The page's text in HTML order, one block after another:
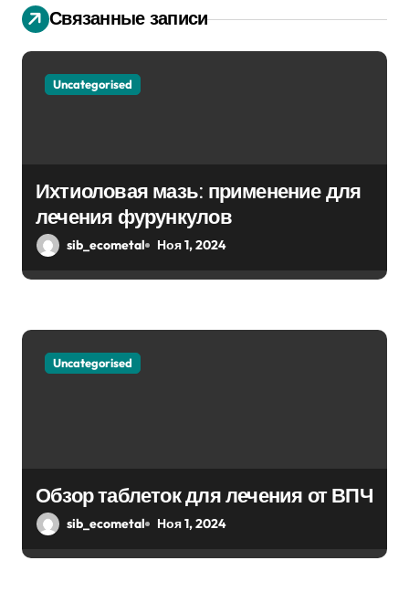
п
о
и
я
Связанные записи
Uncategorised
Ихтиоловая мазь: применение для
лечения фурункулов
sib_ecometal Ноя 1, 2024
Uncategorised
Обзор таблеток для лечения от ВПЧ
sib_ecometal Ноя 1, 2024